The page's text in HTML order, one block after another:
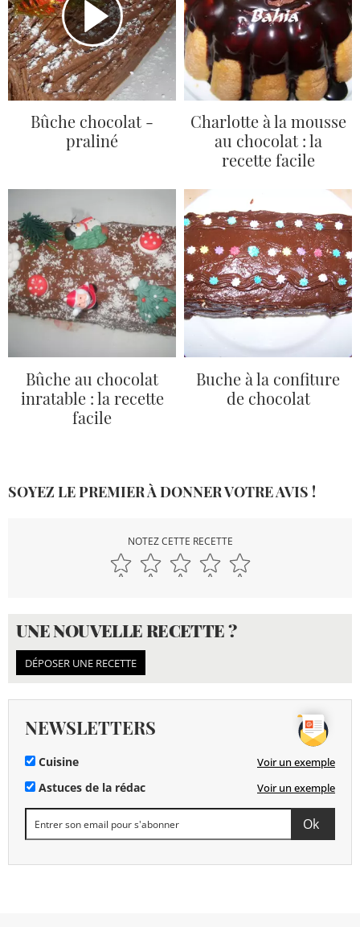
Bûche chocolat -
praliné
Charlotte à la mousse
au chocolat : la
recette facile
Bûche au chocolat
inratable : la recette
facile
Buche à la confiture
de chocolat
SOYEZ LE PREMIER À DONNER VOTRE AVIS !
NOTEZ CETTE RECETTE
UNE NOUVELLE RECETTE ?
DÉPOSER UNE RECETTE
NEWSLETTERS
Cuisine Voir un exemple
Astuces de la rédac Voir un exemple